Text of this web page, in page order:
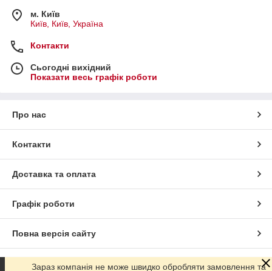
м. Київ
Київ, Київ, Україна
Контакти
Сьогодні вихідний
Показати весь графік роботи
Про нас
Контакти
Доставка та оплата
Графік роботи
Повна версія сайту
Сайт створено на маркетплейсі Prom.ua
Зараз компанія не може швидко обробляти замовлення та